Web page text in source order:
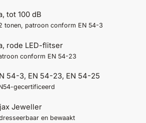
tot 100 dB
tonen, patroon conform EN 54-3
rode LED-flitser
conform EN 54-23
54-3, EN 54-23, EN 54-25
gecertificeerd
Jeweller
en bewaakt